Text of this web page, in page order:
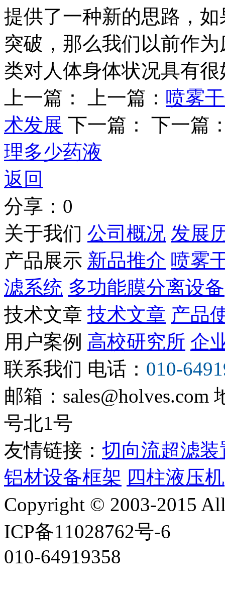
提供了一种新的思路，
突破，那么我们以前作
类对人体身体状况具有
上一篇：
上一篇： 喷雾
术发展 下一篇：
下一篇
理多少药液
返回
分享： 0
关于我们 公司概况 发展
产品展示 新品推介 喷雾
滤系统 多功能膜分离设备
技术文章 技术文章 产品
用户案例 高校研究所 企
联系我们 电话： 010-
邮箱：sales@holves.com
号北1号
友情链接： 切向流超滤装
铝材设备框架 四柱液压机
Copyright © 2003-2015
ICP备11028762号-6
010-64919358